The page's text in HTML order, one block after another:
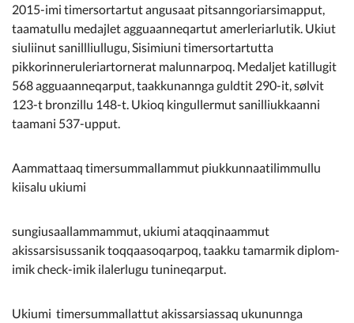
Kommunimi pilersaarut
Kommune pillugu
2015-imi timersortartut angusaat pitsanngoriarsimapput,
taamatullu medajlet agguaanneqartut amerleriarlutik. Ukiut
siuliinut sanillliullugu, Sisimiuni timersortartutta
pikkorinneruleriartornerat malunnarpoq. Medaljet katillugit
568 agguaanneqarput, taakkunannga guldtit 290-it, sølvit
123-t bronzillu 148-t. Ukioq kingullermut sanilliukkaanni
taamani 537-upput.
Aammattaaq timersummallammut piukkunnaatilimmullu
kiisalu ukiumi
sungiusaallammammut, ukiumi ataqqinaammut
akissarsisussanik toqqaasoqarpoq, taakku tamarmik diplom-
imik check-imik ilalerlugu tunineqarput.
Ukiumi timersummallattut akissarsiassaq ukununnga